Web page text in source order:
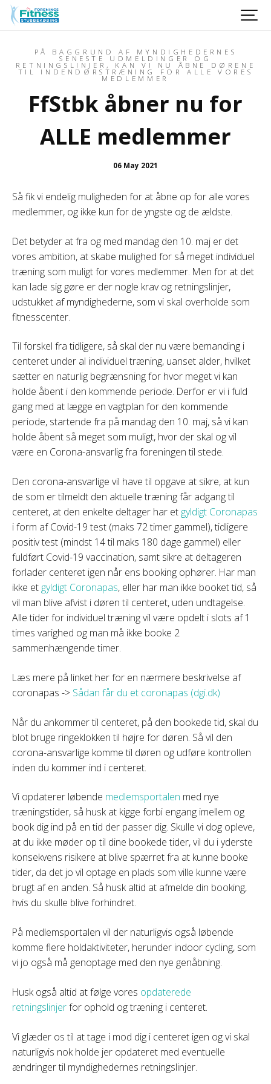
PÅ BAGGRUND AF MYNDIGHEDERNES
SENESTE UDMELDINGER OG
RETNINGSLINJER, KAN VI NU ÅBNE DØRENE
TIL INDENDØRSTRÆNING FOR ALLE VORES
MEDLEMMER
FfStbk åbner nu for
ALLE medlemmer
06 May 2021
Så fik vi endelig muligheden for at åbne op for alle vores
medlemmer, og ikke kun for de yngste og de ældste.
Det betyder at fra og med mandag den 10. maj er det
vores ambition, at skabe mulighed for så meget individuel
træning som muligt for vores medlemmer. Men for at det
kan lade sig gøre er der nogle krav og retningslinjer,
udstukket af myndighederne, som vi skal overholde som
fitnesscenter.
Til forskel fra tidligere, så skal der nu være bemanding i
centeret under al individuel træning, uanset alder, hvilket
sætter en naturlig begrænsning for hvor meget vi kan
holde åbent i den kommende periode. Derfor er vi i fuld
gang med at lægge en vagtplan for den kommende
periode, startende fra på mandag den 10. maj, så vi kan
holde åbent så meget som muligt, hvor der skal og vil
være en Corona-ansvarlig fra foreningen til stede.
Den corona-ansvarlige vil have til opgave at sikre, at kun
de som er tilmeldt den aktuelle træning får adgang til
centeret, at den enkelte deltager har et gyldigt Coronapas
i form af Covid-19 test (maks 72 timer gammel), tidligere
positiv test (mindst 14 til maks 180 dage gammel) eller
fuldført Covid-19 vaccination, samt sikre at deltageren
forlader centeret igen når ens booking ophører. Har man
ikke et gyldigt Coronapas, eller har man ikke booket tid, så
vil man blive afvist i døren til centeret, uden undtagelse.
Alle tider for individuel træning vil være opdelt i slots af 1
times varighed og man må ikke booke 2
sammenhængende timer.
Læs mere på linket her for en nærmere beskrivelse af
coronapas -> Sådan får du et coronapas (dgi.dk)
Når du ankommer til centeret, på den bookede tid, skal du
blot bruge ringeklokken til højre for døren. Så vil den
corona-ansvarlige komme til døren og udføre kontrollen
inden du kommer ind i centeret.
Vi opdaterer løbende medlemsportalen med nye
træningstider, så husk at kigge forbi engang imellem og
book dig ind på en tid der passer dig. Skulle vi dog opleve,
at du ikke møder op til dine bookede tider, vil du i yderste
konsekvens risikere at blive spærret fra at kunne booke
tider, da det jo vil optage en plads som ville kunne være
brugt af en anden. Så husk altid at afmelde din booking,
hvis du skulle blive forhindret.
På medlemsportalen vil der naturligvis også løbende
komme flere holdaktiviteter, herunder indoor cycling, som
vi jo også må genoptage med den nye genåbning.
Husk også altid at følge vores opdaterede
retningslinjerfor ophold og træning i centeret.
Vi glæder os til at tage i mod dig i centeret igen og vi skal
naturligvis nok holde jer opdateret med eventuelle
ændringer til myndighedernes retningslinjer.